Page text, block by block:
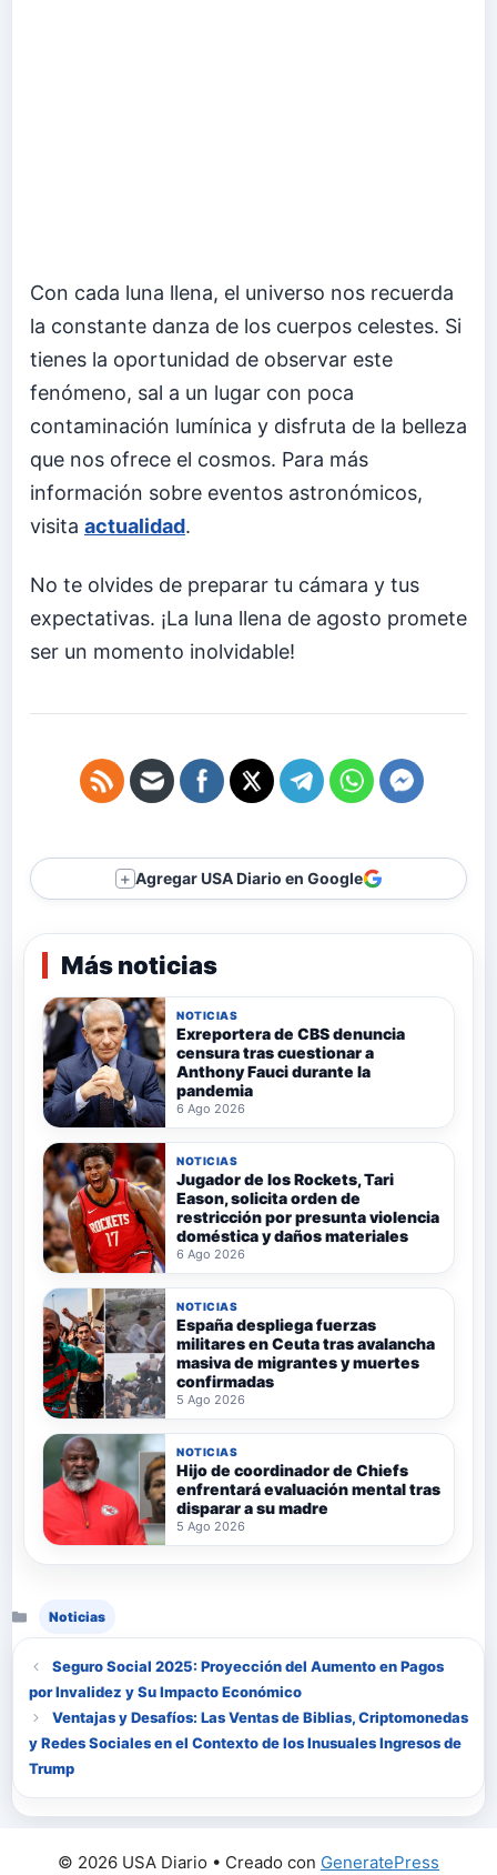
Con cada luna llena, el universo nos recuerda
la constante danza de los cuerpos celestes. Si
tienes la oportunidad de observar este
fenómeno, sal a un lugar con poca
contaminación lumínica y disfruta de la belleza
que nos ofrece el cosmos. Para más
información sobre eventos astronómicos,
visita actualidad.
No te olvides de preparar tu cámara y tus
expectativas. ¡La luna llena de agosto promete
ser un momento inolvidable!
＋ Agregar USA Diario en Google
Más noticias
NOTICIAS
Exreportera de CBS denuncia
censura tras cuestionar a
Anthony Fauci durante la
pandemia
6 Ago 2026
NOTICIAS
Jugador de los Rockets, Tari
Eason, solicita orden de
restricción por presunta violencia
doméstica y daños materiales
6 Ago 2026
NOTICIAS
España despliega fuerzas
militares en Ceuta tras avalancha
masiva de migrantes y muertes
confirmadas
5 Ago 2026
NOTICIAS
Hijo de coordinador de Chiefs
enfrentará evaluación mental tras
disparar a su madre
5 Ago 2026
Noticias
Seguro Social 2025: Proyección del Aumento en Pagos
por Invalidez y Su Impacto Económico
Ventajas y Desafíos: Las Ventas de Biblias, Criptomonedas
y Redes Sociales en el Contexto de los Inusuales Ingresos de
Trump
© 2026 USA Diario • Creado con GeneratePress